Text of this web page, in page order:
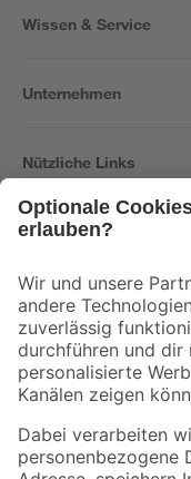
Wissen & Service
Unternehmen
Nützliche Links
Der toom Newsletter: Keine
Zur Newsletter
Folge uns